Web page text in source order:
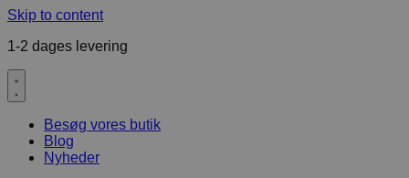
Skip to content
1-2 dages levering
Besøg vores butik
Blog
Nyheder